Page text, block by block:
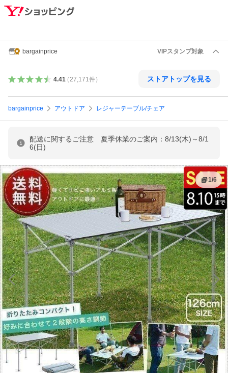
bargainprice VIPスタンプ対象
4.41（ 27,171件） ストアトップを見る
bargainprice アウトドア レジャーテーブル/チェア
配送に関するご注意 夏季休業のご案内：8/13(木)～8/1
6(日)
1/6